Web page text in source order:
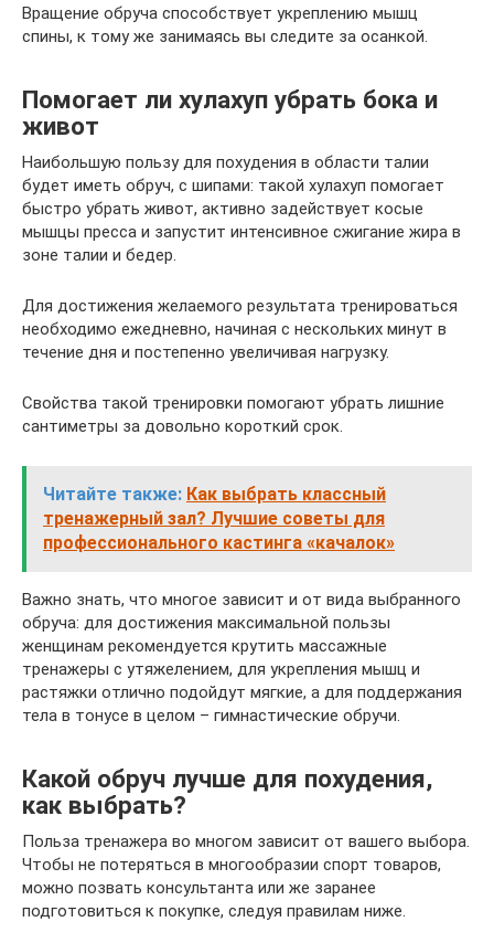
Вращение обруча способствует укреплению мышц
спины, к тому же занимаясь вы следите за осанкой.
Помогает ли хулахуп убрать бока и
живот
Наибольшую пользу для похудения в области талии
будет иметь обруч, с шипами: такой хулахуп помогает
быстро убрать живот, активно задействует косые
мышцы пресса и запустит интенсивное сжигание жира в
зоне талии и бедер.
Для достижения желаемого результата тренироваться
необходимо ежедневно, начиная с нескольких минут в
течение дня и постепенно увеличивая нагрузку.
Свойства такой тренировки помогают убрать лишние
сантиметры за довольно короткий срок.
Читайте также: Как выбрать классный
тренажерный зал? Лучшие советы для
профессионального кастинга «качалок»
Важно знать, что многое зависит и от вида выбранного
обруча: для достижения максимальной пользы
женщинам рекомендуется крутить массажные
тренажеры с утяжелением, для укрепления мышц и
растяжки отлично подойдут мягкие, а для поддержания
тела в тонусе в целом – гимнастические обручи.
Какой обруч лучше для похудения,
как выбрать?
Польза тренажера во многом зависит от вашего выбора.
Чтобы не потеряться в многообразии спорт товаров,
можно позвать консультанта или же заранее
подготовиться к покупке, следуя правилам ниже.